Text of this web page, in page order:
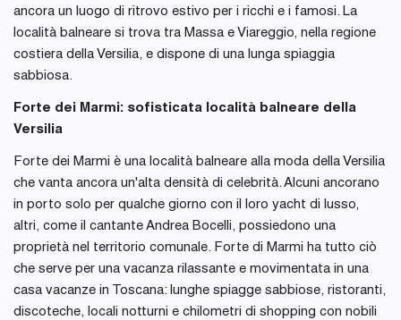
ancora un luogo di ritrovo estivo per i ricchi e i famosi. La
località balneare si trova tra Massa e Viareggio, nella regione
costiera della Versilia, e dispone di una lunga spiaggia
sabbiosa.
Forte dei Marmi: sofisticata località balneare della
Versilia
Forte dei Marmi è una località balneare alla moda della Versilia
che vanta ancora un'alta densità di celebrità. Alcuni ancorano
in porto solo per qualche giorno con il loro yacht di lusso,
altri, come il cantante Andrea Bocelli, possiedono una
proprietà nel territorio comunale. Forte di Marmi ha tutto ciò
che serve per una vacanza rilassante e movimentata in una
casa vacanze in Toscana: lunghe spiagge sabbiose, ristoranti,
discoteche, locali notturni e chilometri di shopping con nobili